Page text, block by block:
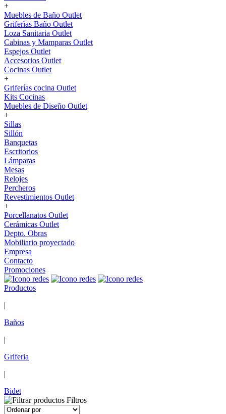
+
Muebles de Baño Outlet
Griferîas Baño Outlet
Loza Sanitaria Outlet
Cabinas y Mamparas Outlet
Espejos Outlet
Accesorios Outlet
Cocinas Outlet
+
Griferías cocina Outlet
Kits Cocinas
Muebles de Diseño Outlet
+
Sillas
Sillón
Banquetas
Escritorios
Lámparas
Mesas
Relojes
Percheros
Revestimientos Outlet
+
Porcellanatos Outlet
Cerámicas Outlet
Depto. Obras
Mobiliario proyectado
Empresa
Contacto
Promociones
Productos
|
Baños
|
Griferia
|
Bidet
Filtros